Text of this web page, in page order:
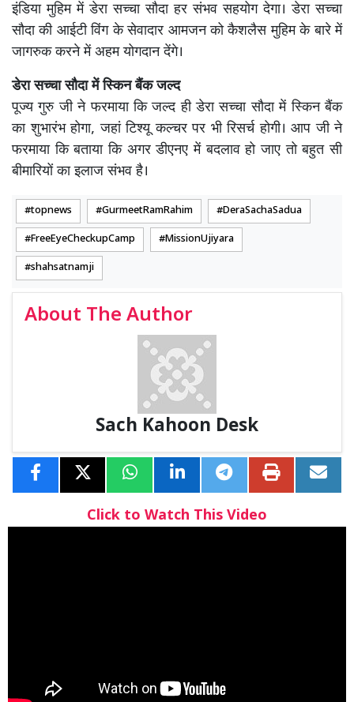
इंडिया मुहिम में डेरा सच्चा सौदा हर संभव सहयोग देगा। डेरा सच्चा
सौदा की आईटी विंग के सेवादार आमजन को कैशलैस मुहिम के बारे में
जागरुक करने में अहम योगदान देंगे।
डेरा सच्चा सौदा में स्किन बैंक जल्द
पूज्य गुरु जी ने फरमाया कि जल्द ही डेरा सच्चा सौदा में स्किन बैंक
का शुभारंभ होगा, जहां टिश्यू कल्चर पर भी रिसर्च होगी। आप जी ने
फरमाया कि बताया कि अगर डीएनए में बदलाव हो जाए तो बहुत सी
बीमारियों का इलाज संभव है।
topnews GurmeetRamRahim DeraSachaSadua
FreeEyeCheckupCamp MissionUjiyara
shahsatnamji
About The Author
Sach Kahoon Desk
Click to Watch This Video